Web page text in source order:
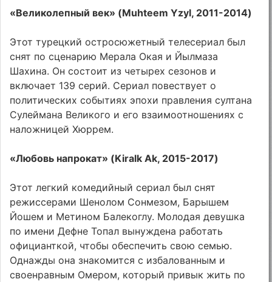
«Великолепный век» (Muhteem Yzyl, 2011-2014)
Этот турецкий остросюжетный телесериал был
снят по сценарию Мерала Окая и Йылмаза
Шахина. Он состоит из четырех сезонов и
включает 139 серий. Сериал повествует о
политических событиях эпохи правления султана
Сулеймана Великого и его взаимоотношениях с
наложницей Хюррем.
«Любовь напрокат» (Kiralk Ak, 2015-2017)
Этот легкий комедийный сериал был снят
режиссерами Шенолом Сонмезом, Барышем
Йошем и Метином Балекоглу. Молодая девушка
по имени Дефне Топал вынуждена работать
официанткой, чтобы обеспечить свою семью.
Однажды она знакомится с избалованным и
своенравным Омером, который привык жить по